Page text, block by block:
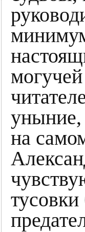
уныние,
на